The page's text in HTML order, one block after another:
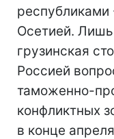
республиками
Осетией. Лишь
грузинская
Россией
таможенно-
конфликтных
в конце